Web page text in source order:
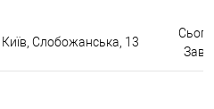
Київ, Слобожанська, 13